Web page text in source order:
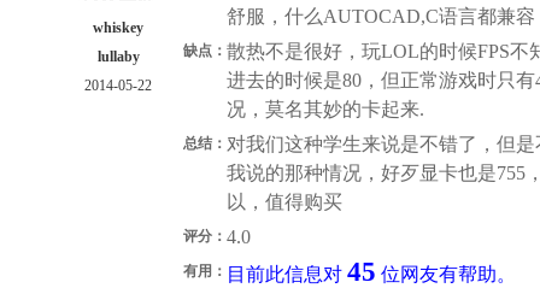
whiskey
lullaby
2014-05-22
舒服，什么AUTOCAD,C语言都兼
缺点： 散热不是很好，玩LOL的时候FPS
进去的时候是80，但正常游戏时只
况，莫名其妙的卡起来.
总结： 对我们这种学生来说是不错了，但
我说的那种情况，好歹显卡也是755
以，值得购买
评分： 4.0
有用： 目前此信息对 45 位网友有帮助。